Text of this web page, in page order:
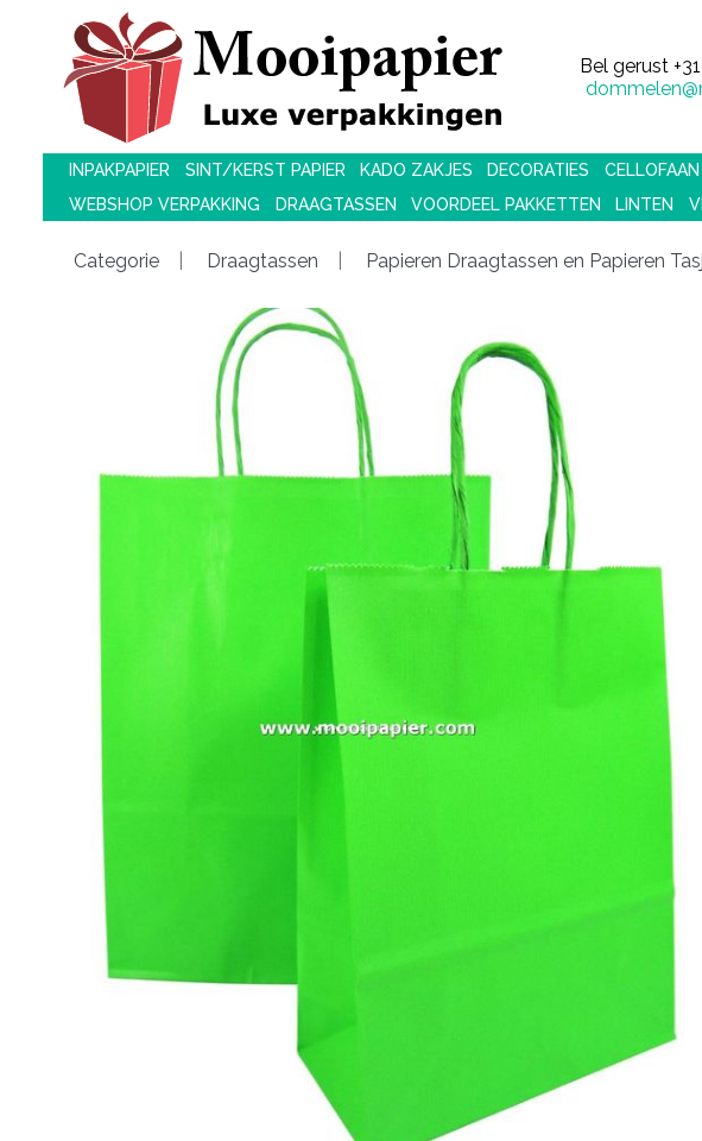
Bel gerust
INPAKPAPIER SINT/KERST PAPIER KADO ZAKJES DECORATIES
WEBSHOP VERPAKKING
DRAAGTASSEN VOORDEEL PAKKETTEN LINTEN
Categorie Draagtassen Papieren Draagtassen en Papieren